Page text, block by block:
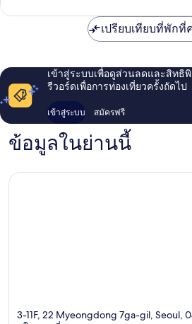
เปรียบเทียบที่พักที่
เข้าสู่ระบบเพื่อดูส่วนลดและสิทธิ
รีวอร์ดเพื่อการท่องเที่ยวครั้งถัดไป
เข้าสู่ระบบ สมัครฟรี
ข้อมูลในย่านนี้
3-11F, 22 Myeongdong 7ga-gil, Seoul,